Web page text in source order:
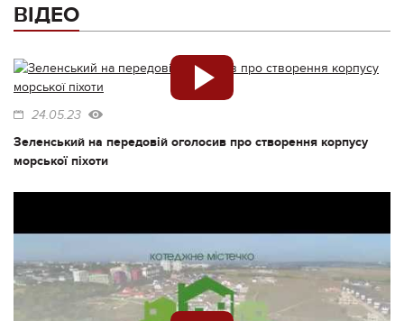
ВІДЕО
24.05.23
Зеленський на передовій оголосив про створення корпусу
морської піхоти